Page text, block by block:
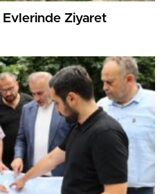
Evlerinde Ziyaret